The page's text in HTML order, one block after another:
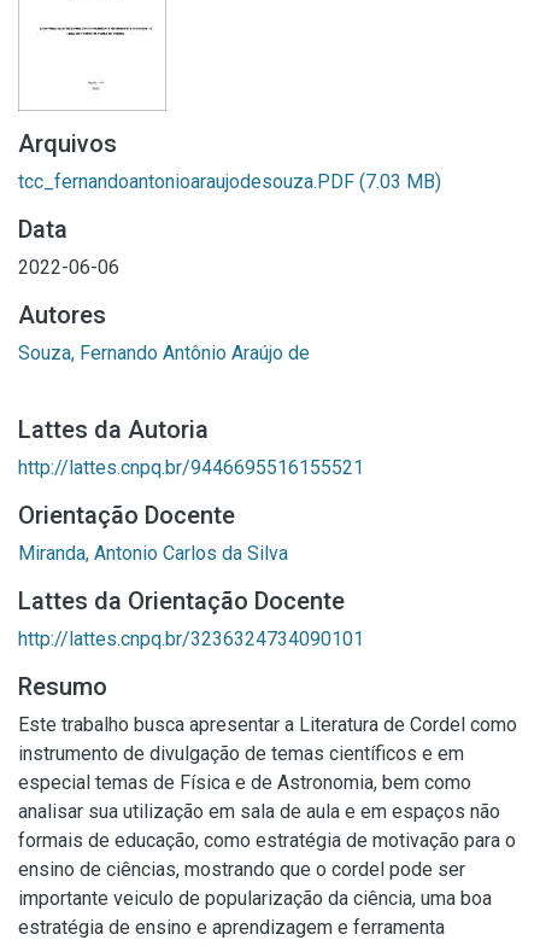
Arquivos
tcc_fernandoantonioaraujodesouza.PDF (7.03 MB)
Data
2022-06-06
Autores
Souza, Fernando Antônio Araújo de
Lattes da Autoria
http://lattes.cnpq.br/9446695516155521
Orientação Docente
Miranda, Antonio Carlos da Silva
Lattes da Orientação Docente
http://lattes.cnpq.br/3236324734090101
Resumo
Este trabalho busca apresentar a Literatura de Cordel como
instrumento de divulgação de temas científicos e em
especial temas de Física e de Astronomia, bem como
analisar sua utilização em sala de aula e em espaços não
formais de educação, como estratégia de motivação para o
ensino de ciências, mostrando que o cordel pode ser
importante veiculo de popularização da ciência, uma boa
estratégia de ensino e aprendizagem e ferramenta